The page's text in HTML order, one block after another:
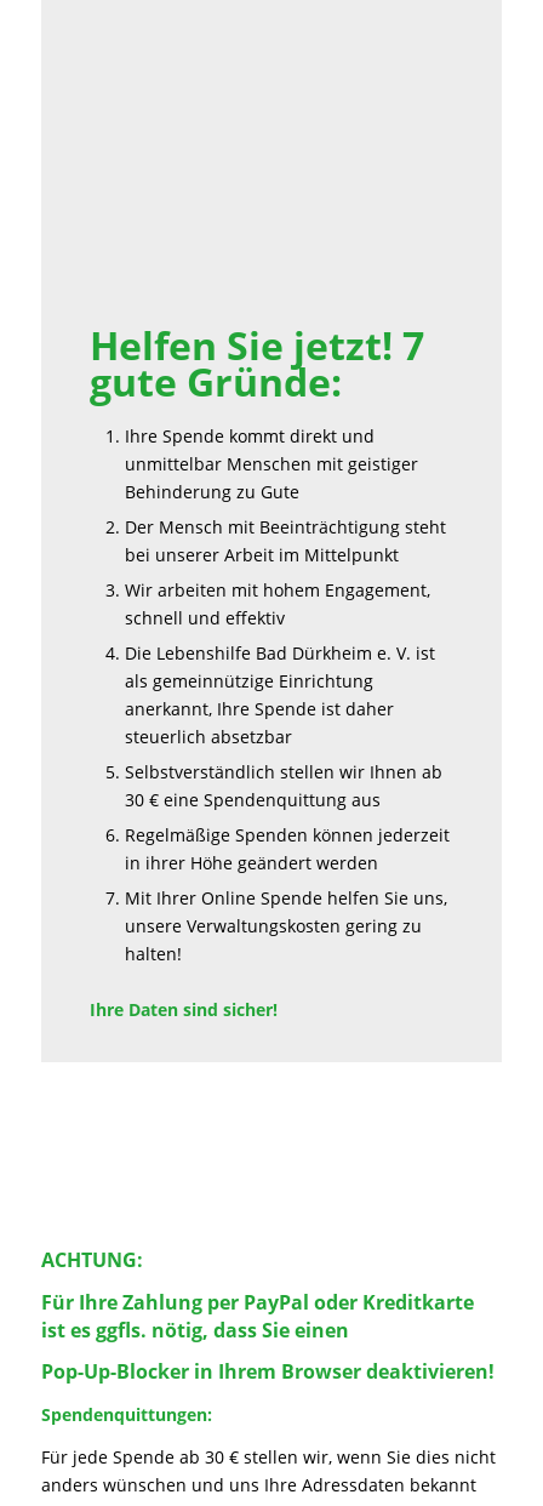
Helfen Sie jetzt! 7
gute Gründe:
Ihre Spende kommt direkt und
unmittelbar Menschen mit geistiger
Behinderung zu Gute
Der Mensch mit Beeinträchtigung steht
bei unserer Arbeit im Mittelpunkt
Wir arbeiten mit hohem Engagement,
schnell und effektiv
Die Lebenshilfe Bad Dürkheim e. V. ist
als gemeinnützige Einrichtung
anerkannt, Ihre Spende ist daher
steuerlich absetzbar
Selbstverständlich stellen wir Ihnen ab
30 € eine Spendenquittung aus
Regelmäßige Spenden können jederzeit
in ihrer Höhe geändert werden
Mit Ihrer Online Spende helfen Sie uns,
unsere Verwaltungskosten gering zu
halten!
Ihre Daten sind sicher!
ACHTUNG:
Für Ihre Zahlung per PayPal oder Kreditkarte
ist es ggfls. nötig, dass Sie einen
Pop-Up-Blocker in Ihrem Browser deaktivieren!
Spendenquittungen:
Für jede Spende ab 30 € stellen wir, wenn Sie dies nicht
anders wünschen und uns Ihre Adressdaten bekannt